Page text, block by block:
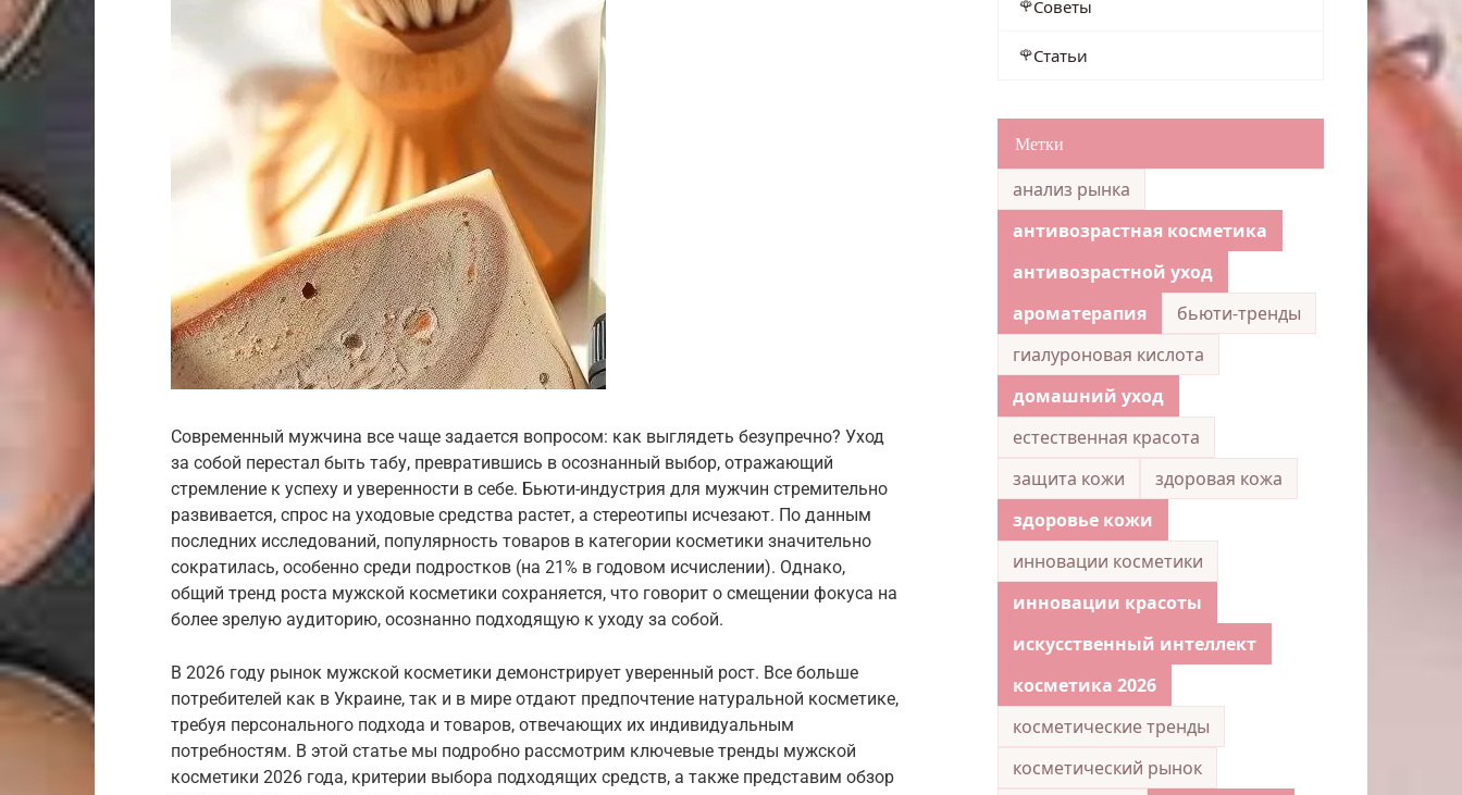
Современный мужчина все чаще задается вопросом: как выглядеть безупречно? Уход
за собой перестал быть табу, превратившись в осознанный выбор, отражающий
стремление к успеху и уверенности в себе. Бьюти-индустрия для мужчин стремительно
развивается, спрос на уходовые средства растет, а стереотипы исчезают. По данным
последних исследований, популярность товаров в категории косметики значительно
сократилась, особенно среди подростков (на 21% в годовом исчислении). Однако,
общий тренд роста мужской косметики сохраняется, что говорит о смещении фокуса на
более зрелую аудиторию, осознанно подходящую к уходу за собой.
В 2026 году рынок мужской косметики демонстрирует уверенный рост. Все больше
потребителей как в Украине, так и в мире отдают предпочтение натуральной косметике,
требуя персонального подхода и товаров, отвечающих их индивидуальным
потребностям. В этой статье мы подробно рассмотрим ключевые тренды мужской
косметики 2026 года, критерии выбора подходящих средств, а также представим обзор
Советы
Статьи
Метки
анализ рынка
антивозрастная косметика
антивозрастной уход
ароматерапия
бьюти-тренды
гиалуроновая кислота
домашний уход
естественная красота
защита кожи
здоровая кожа
здоровье кожи
инновации косметики
инновации красоты
искусственный интеллект
косметика 2026
косметические тренды
косметический рынок